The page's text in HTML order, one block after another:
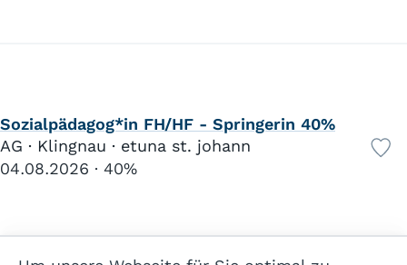
Sozialpädagog*in FH/HF - Springerin 40%
AG · Klingnau · etuna st. johann
04.08.2026
40%